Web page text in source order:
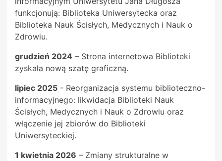
funkcjonują: Biblioteka Uniwersytecka oraz
Biblioteka Nauk Ścisłych, Medycznych i Nauk o
Zdrowiu.
grudzień 2024 – Strona internetowa Biblioteki
zyskała nową szatę graficzną.
lipiec 2025 - Reorganizacja systemu biblioteczno-
informacyjnego: likwidacja Biblioteki Nauk
Ścisłych, Medycznych i Nauk o Zdrowiu oraz
włączenie jej zbiorów do Biblioteki
Uniwersyteckiej.
1 kwietnia 2026 – Zmiany strukturalne w